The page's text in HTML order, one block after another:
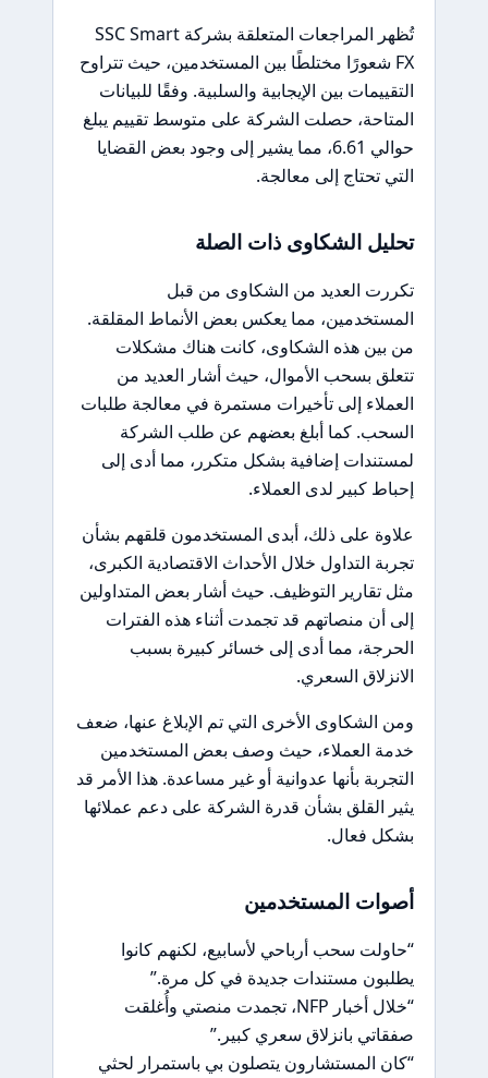
تُظهر المراجعات المتعلقة بشركة SSC Smart
FX شعورًا مختلطًا بين المستخدمين، حيث تتراوح
التقييمات بين الإيجابية والسلبية. وفقًا للبيانات
المتاحة، حصلت الشركة على متوسط تقييم يبلغ
حوالي 6.61، مما يشير إلى وجود بعض القضايا
التي تحتاج إلى معالجة.
تحليل الشكاوى ذات الصلة
تكررت العديد من الشكاوى من قبل
المستخدمين، مما يعكس بعض الأنماط المقلقة.
من بين هذه الشكاوى، كانت هناك مشكلات
تتعلق بسحب الأموال، حيث أشار العديد من
العملاء إلى تأخيرات مستمرة في معالجة طلبات
السحب. كما أبلغ بعضهم عن طلب الشركة
لمستندات إضافية بشكل متكرر، مما أدى إلى
إحباط كبير لدى العملاء.
علاوة على ذلك، أبدى المستخدمون قلقهم بشأن
تجربة التداول خلال الأحداث الاقتصادية الكبرى،
مثل تقارير التوظيف. حيث أشار بعض المتداولين
إلى أن منصاتهم قد تجمدت أثناء هذه الفترات
الحرجة، مما أدى إلى خسائر كبيرة بسبب
الانزلاق السعري.
ومن الشكاوى الأخرى التي تم الإبلاغ عنها، ضعف
خدمة العملاء، حيث وصف بعض المستخدمين
التجربة بأنها عدوانية أو غير مساعدة. هذا الأمر قد
يثير القلق بشأن قدرة الشركة على دعم عملائها
بشكل فعال.
أصوات المستخدمين
“حاولت سحب أرباحي لأسابيع، لكنهم كانوا
يطلبون مستندات جديدة في كل مرة.”
“خلال أخبار NFP، تجمدت منصتي وأُغلقت
صفقاتي بانزلاق سعري كبير.”
“كان المستشارون يتصلون بي باستمرار لحثي